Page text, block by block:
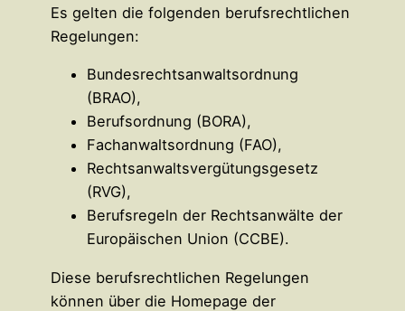
Es gelten die folgenden berufsrechtlichen
Regelungen:
Bundesrechtsanwaltsordnung
(BRAO),
Berufsordnung (BORA),
Fachanwaltsordnung (FAO),
Rechtsanwaltsvergütungsgesetz
(RVG),
Berufsregeln der Rechtsanwälte der
Europäischen Union (CCBE).
Diese berufsrechtlichen Regelungen
können über die Homepage der